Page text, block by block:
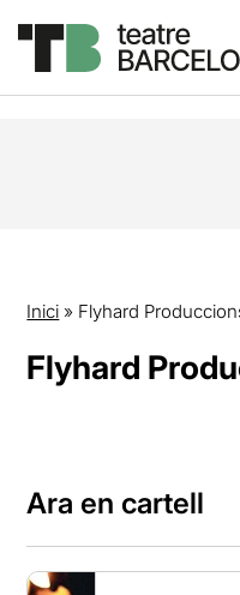
Inici » Flyhard
Flyhard
Ara en cartell